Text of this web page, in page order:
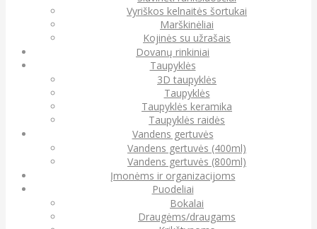
Vyriškos kelnaitės šortukai
Marškinėliai
Kojinės su užrašais
Dovanų rinkiniai
Taupyklės
3D taupyklės
Taupyklės
Taupyklės keramika
Taupyklės raidės
Vandens gertuvės
Vandens gertuvės (400ml)
Vandens gertuvės (800ml)
Įmonėms ir organizacijoms
Puodeliai
Bokalai
Draugėms/draugams